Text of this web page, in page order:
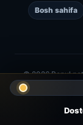
Bosh sahifa
© 2026